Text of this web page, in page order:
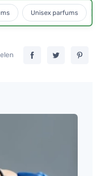
Unisex parfums